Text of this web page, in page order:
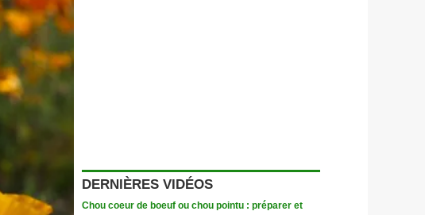
DERNIÈRES VIDÉOS
Chou coeur de boeuf ou chou pointu : préparer et